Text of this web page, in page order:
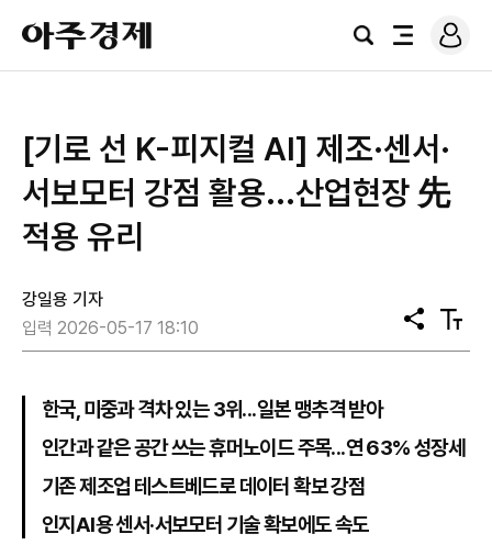
아
주
경
검
전
로
그
[기로 선 K-피지컬 AI] 제조·센서·
서보모터 강점 활용...산업현장 先
적용 유리
강일용 기자
입력 2026-05-17 18:10
공
유
텍
스
한국, 미중과 격차 있는 3위...일본 맹추격 받아
인간과 같은 공간 쓰는 휴머노이드 주목...연 63% 성장세
기존 제조업 테스트베드로 데이터 확보 강점
인지AI용 센서·서보모터 기술 확보에도 속도